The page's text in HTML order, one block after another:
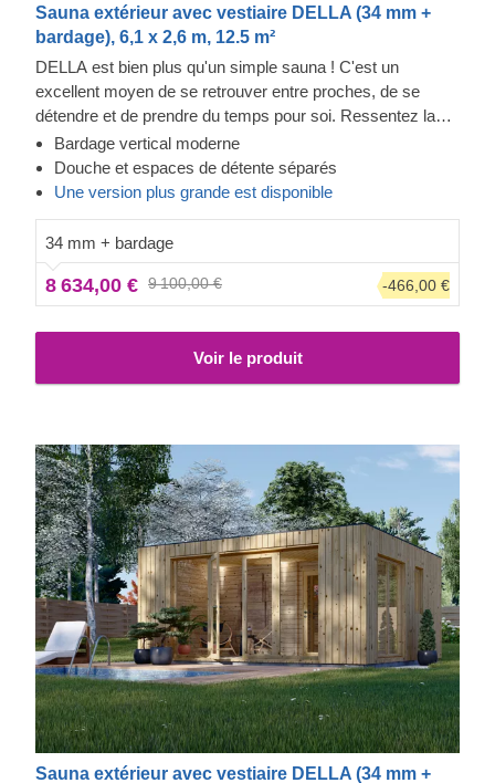
Sauna extérieur avec vestiaire DELLA (34 mm +
bardage), 6,1 x 2,6 m, 12.5 m²
DELLA est bien plus qu'un simple sauna ! C'est un
excellent moyen de se retrouver entre proches, de se
détendre et de prendre du temps pour soi. Ressentez la
chaleur dans cette structure moderne et regardez à travers
les fenêtres allant presque du sol au plafond tout en
sentant le stress quitter votre corps. L'espace douche
coin salon vous incitera à prolonger vos moments de
détente. Le bardage ajoute une autre couche, qui contribue
à la solidité et à l'isolation de la construction, tout en créant
un aspect élégant et propre.
Bardage vertical moderne
Douche et espaces de détente séparés
Une version plus grande est disponible
34 mm + bardage
8 634,00 € 9 100,00 € -466,00 €
Voir le produit
Sauna extérieur avec vestiaire DELLA (34 mm +